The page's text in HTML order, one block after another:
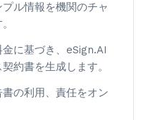
ル情報を機関のチャ
に基づき、eSign.AI
約書を生成します。
の利用、責任をオン